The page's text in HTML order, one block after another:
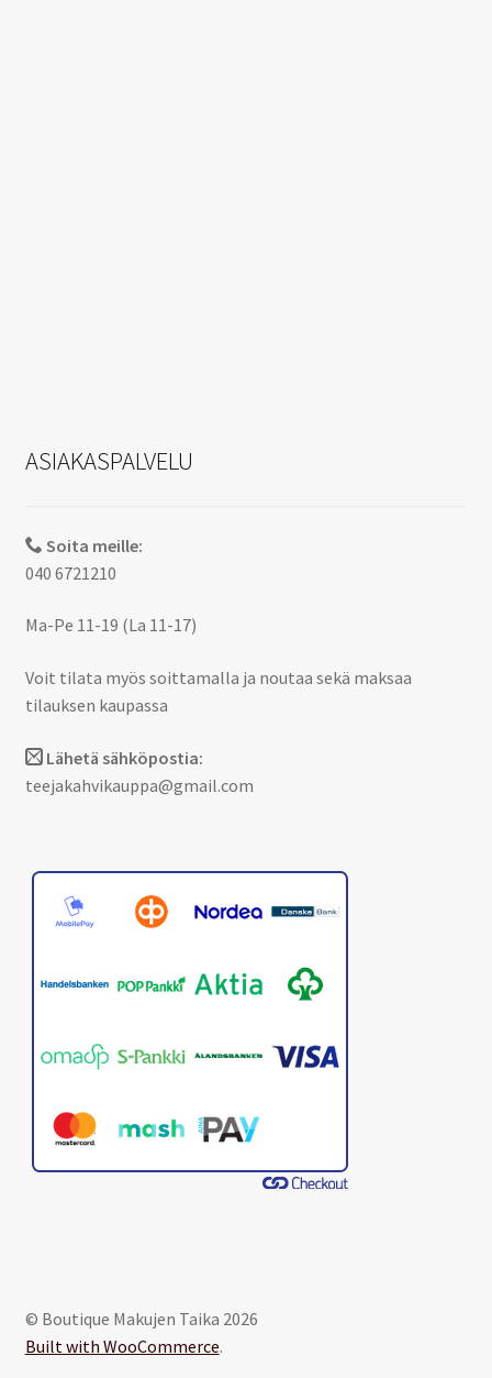
ASIAKASPALVELU
Soita meille:
040 6721210
Ma-Pe 11-19 (La 11-17)
Voit tilata myös soittamalla ja noutaa sekä maksaa
tilauksen kaupassa
Lähetä sähköpostia:
teejakahvikauppa@gmail.com
© Boutique Makujen Taika 2026
Built with WooCommerce.